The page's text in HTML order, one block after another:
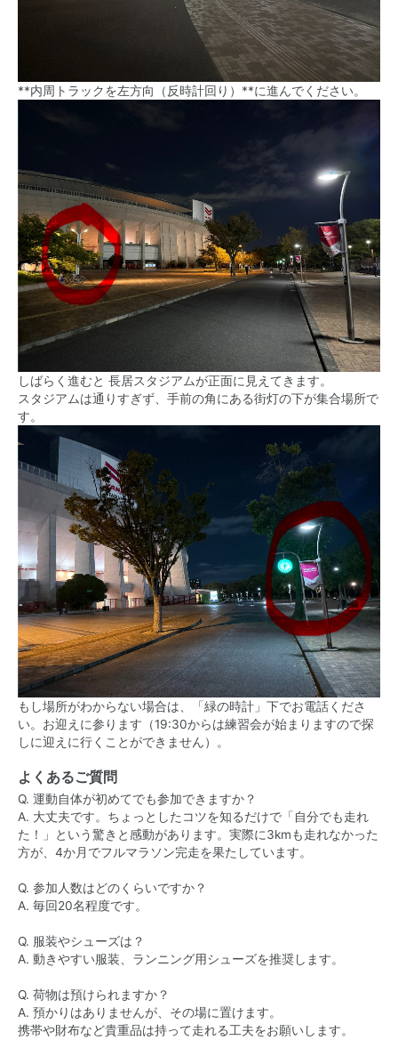
**内周トラックを左方向（反時計回り）**に進んでください。
しばらく進むと 長居スタジアムが正面に見えてきます。
スタジアムは通りすぎず、 手前の角にある街灯の下が集合場所で
す。
もし場所がわからない場合は、「緑の時計」下でお電話くださ
い。お迎えに参ります（19:30からは練習会が始まりますので探
しに迎えに行くことができません）。
よくあるご質問
Q. 運動自体が初めてでも参加できますか？
A. 大丈夫です。ちょっとしたコツを知るだけで「自分でも走れ
た！」という驚きと感動があります。実際に3kmも走れなかった
方が、4か月でフルマラソン完走を果たしています。
Q. 参加人数はどのくらいですか？
A. 毎回20名程度です。
Q. 服装やシューズは？
A. 動きやすい服装、ランニング用シューズを推奨します。
Q. 荷物は預けられますか？
A. 預かりはありませんが、その場に置けます。
携帯や財布など貴重品は持って走れる工夫をお願いします。